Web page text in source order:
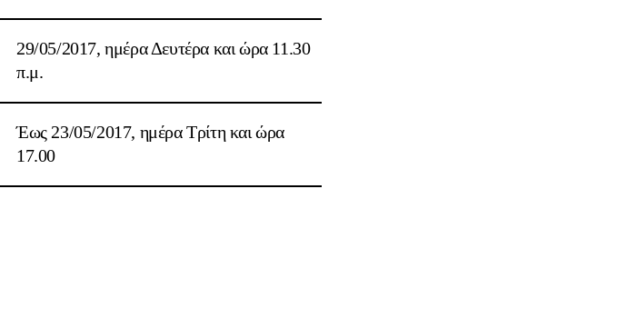
29/05/2017, ημέρα Δευτέρα και ώρα 11.30
π.μ.
Έως 23/05/2017, ημέρα Τρίτη και ώρα
17.00